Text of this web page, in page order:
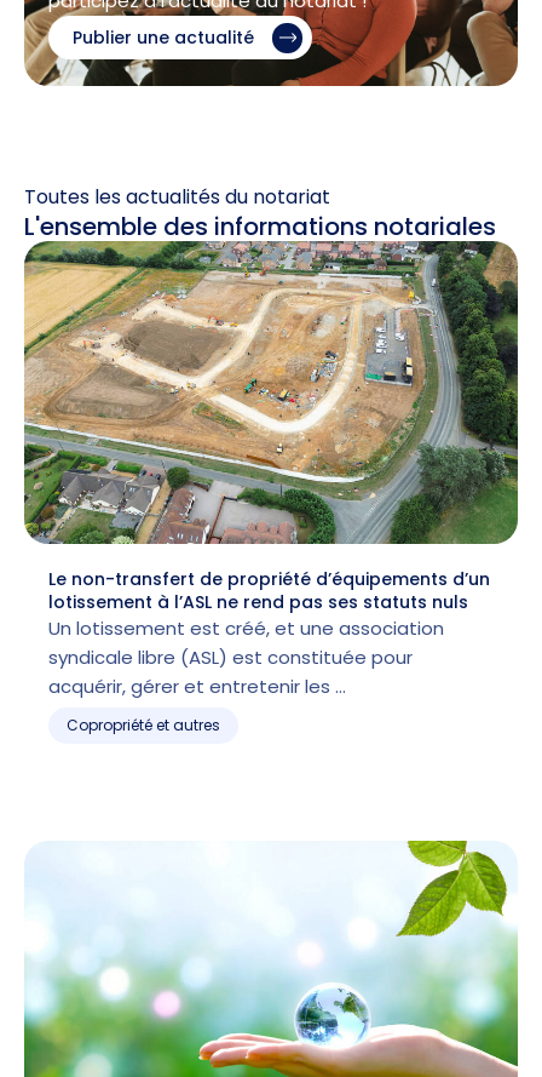
Publier une actualité
Toutes les actualités du notariat
L'ensemble des informations notariales
Le non-transfert de propriété d’équipements d’un
lotissement à l’ASL ne rend pas ses statuts nuls
Un lotissement est créé, et une association
syndicale libre (ASL) est constituée pour
acquérir, gérer et entretenir les …
Copropriété et autres